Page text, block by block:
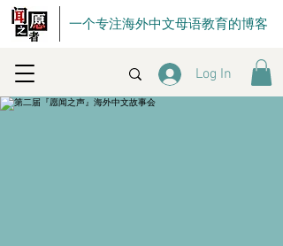
一个专注海外中文母语教育的博客
Log In